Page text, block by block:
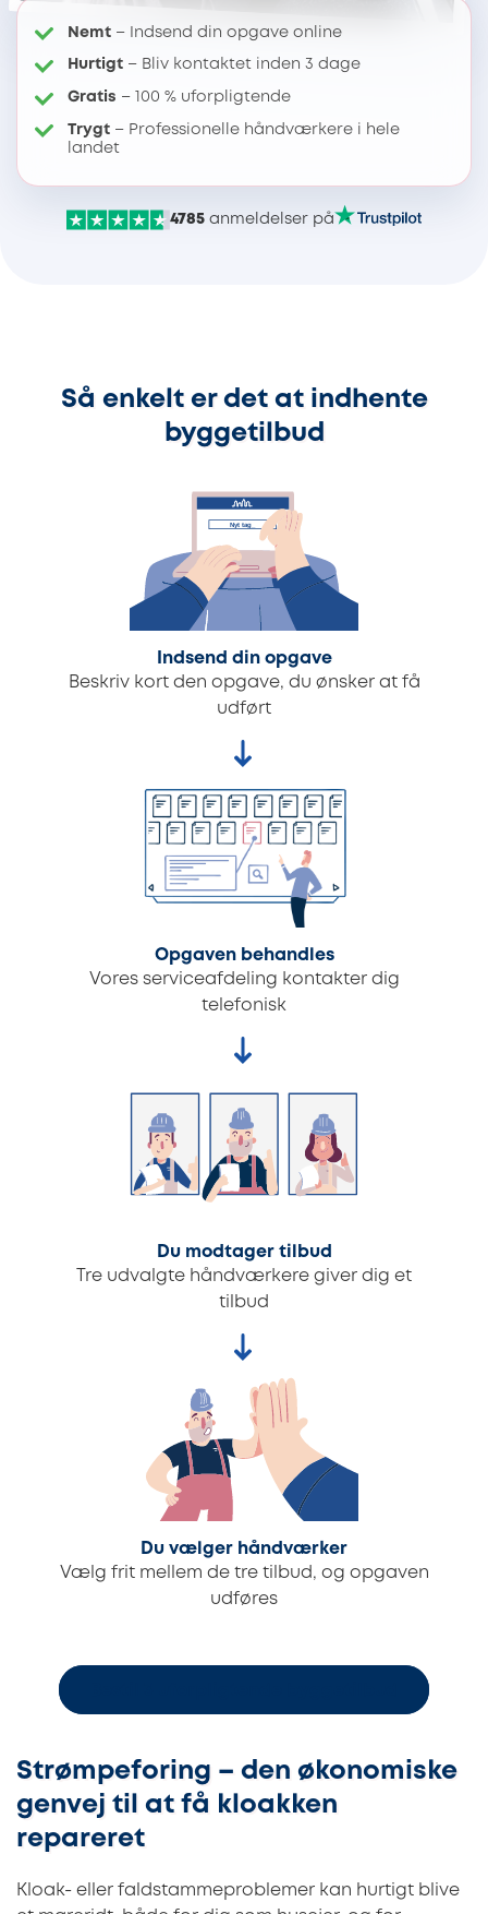
Nemt – Indsend din opgave online
Hurtigt – Bliv kontaktet inden 3 dage
Gratis – 100 % uforpligtende
Trygt – Professionelle håndværkere i hele
landet
4785 anmeldelser på
Så enkelt er det at indhente
byggetilbud
Indsend din opgave
Beskriv kort den opgave, du ønsker at få
udført
Opgaven behandles
Vores serviceafdeling kontakter dig
telefonisk
Du modtager tilbud
Tre udvalgte håndværkere giver dig et
tilbud
Du vælger håndværker
Vælg frit mellem de tre tilbud, og opgaven
udføres
Strømpeforing – den økonomiske
genvej til at få kloakken
repareret
Kloak- eller faldstammeproblemer kan hurtigt blive